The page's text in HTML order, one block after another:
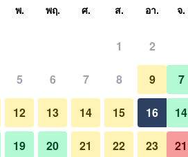
ทั้งหมด (ต่อคืน)
฿9,403 เช็คดีล
พ. พฤ. ศ. ส. อา.
1 2
5 6 7 8 9
12 13 14 15 16
19 20 21 22 23
จ.
7
14
21